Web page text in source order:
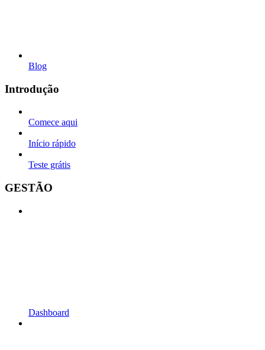
Blog
Introdução
Comece aqui
Início rápido
Teste grátis
GESTÃO
Dashboard